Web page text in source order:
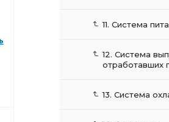
11. Система
12. Система
отработавших
13. Система